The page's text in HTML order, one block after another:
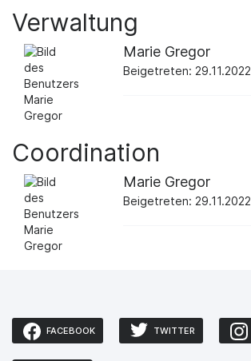
Verwaltung
Marie Gregor
Beigetreten: 29.11.2022
Coordination
Marie Gregor
Beigetreten: 29.11.2022
FACEBOOK TWITTER